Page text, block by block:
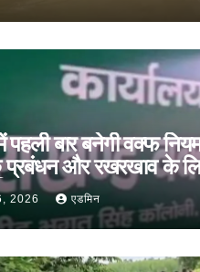
पहली बार बनेगी वक्फ
प्रबंधन और रखरखाव के
2026 एडमिन